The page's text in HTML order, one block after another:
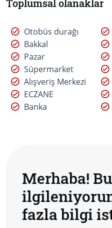
Toplumsal olanaklar
Otobüs durağı
Bakkal
Pazar
Süpermarket
Alışveriş Merkezi
ECZANE
Banka
Merhaba!
fazla bilgi